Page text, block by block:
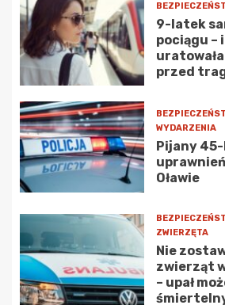
9-latek
pociągu –
przed
WYDARZENIA
Pijany
Oławie
ZWIERZĘTA
Nie
zwierząt
– upał